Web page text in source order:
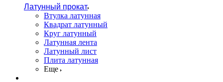
Латунный прокат
Втулка латунная
Квадрат латунный
Круг латунный
Латунная лента
Латунный лист
Плита латунная
Еще